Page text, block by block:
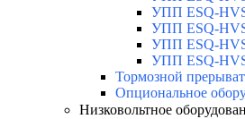
УПП ESQ-
УПП ESQ-
УПП ESQ-
УПП ESQ-
Тормозной
Опциональное
Низковольтное